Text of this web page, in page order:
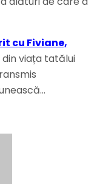
cu Fiviane,
viața tatălui